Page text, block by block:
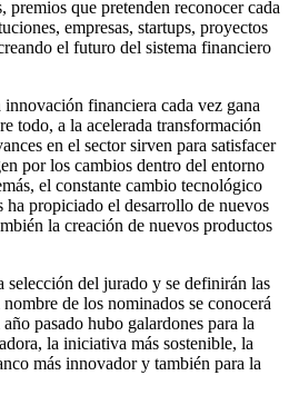
que pretenden reconocer cada
empresas, startups, proyectos
el futuro del sistema financiero
financiera cada vez gana
todo, a la acelerada transformación
en el sector sirven para satisfacer
por los cambios dentro del entorno
el constante cambio tecnológico
ha propiciado el desarrollo de nuevos
la creación de nuevos productos
selección del jurado y se definirán las
de los nominados se conocerá
pasado hubo galardones para la
la iniciativa más sostenible, la
más innovador y también para la